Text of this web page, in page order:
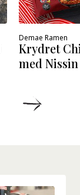
Demae Ramen
Krydret
med